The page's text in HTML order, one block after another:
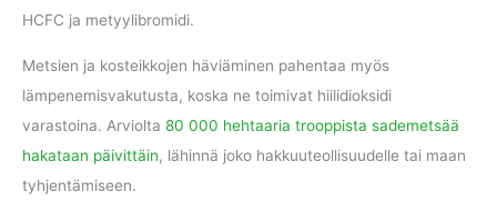
HCFC ja metyylibromidi.
Metsien ja kosteikkojen häviäminen pahentaa myös
lämpenemisvakutusta, koska ne toimivat hiilidioksidi
varastoina. Arviolta 80 000 hehtaaria trooppista sademetsää
hakataan päivittäin, lähinnä joko hakkuuteollisuudelle tai maan
tyhjentämiseen.